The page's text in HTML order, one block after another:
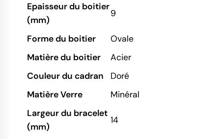
Epaisseur du boitier
(mm)
9
Forme du boitier
Ovale
Matière du boitier
Acier
Couleur du cadran
Doré
Matière Verre
Minéral
Largeur du bracelet
(mm)
14